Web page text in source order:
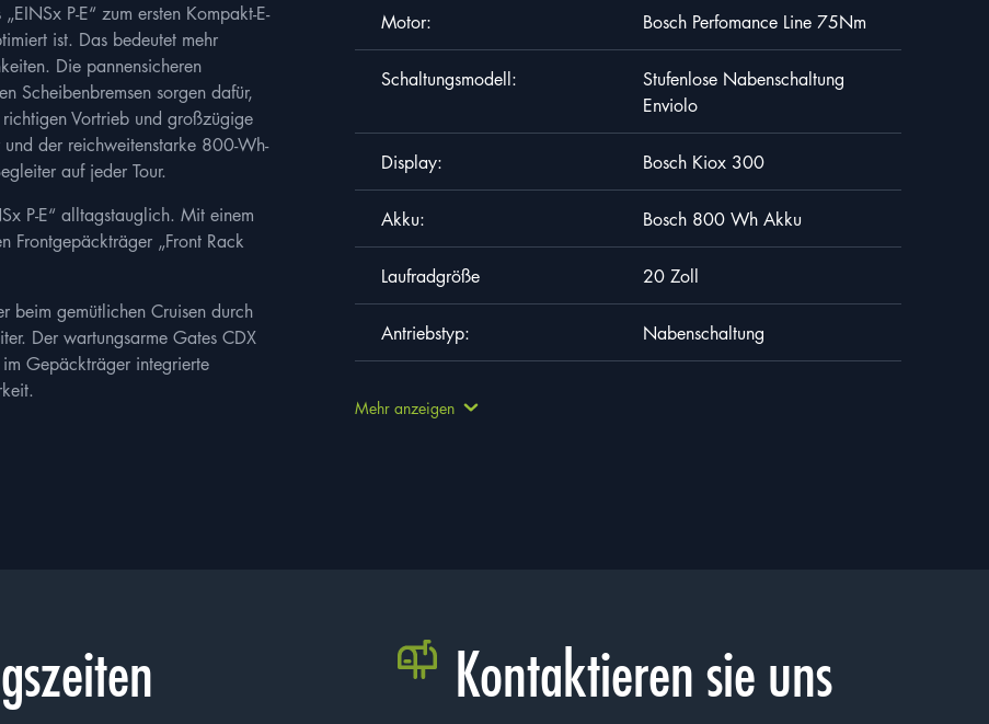
P-E“ zum ersten Kompakt-E-
ist. Das bedeutet mehr
Die pannensicheren
Scheibenbremsen sorgen dafür,
Vortrieb und großzügige
und der reichweitenstarke 800-Wh-
auf jeder Tour.
P-E“ alltagstauglich. Mit einem
Frontgepäckträger „Front Rack
beim gemütlichen Cruisen durch
Der wartungsarme Gates CDX
Gepäckträger integrierte
Motor: Bosch Perfomance Line 75Nm
Schaltungsmodell:
Stufenlose Nabenschaltung
Enviolo
Display: Bosch Kiox 300
Akku: Bosch 800 Wh Akku
Laufradgröße 20 Zoll
Antriebstyp: Nabenschaltung
Mehr anzeigen
Kontaktieren sie uns
Nachname
Lebenslauf*
PDF mit maximal 20MB
meine Angaben in der Bewerbung wahrheitsgemäß und vollständig sind. Ich stimme zu, dass
Daten im Rahmen des Bewerbungsverfahrens gemäß derDatenschutzrichtlinie